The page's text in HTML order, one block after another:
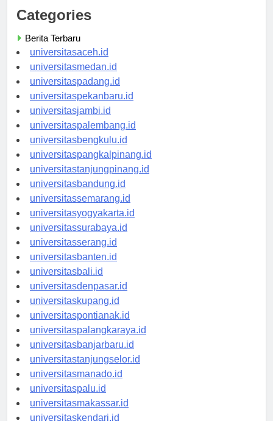
Categories
Berita Terbaru
universitasaceh.id
universitasmedan.id
universitaspadang.id
universitaspekanbaru.id
universitasjambi.id
universitaspalembang.id
universitasbengkulu.id
universitaspangkalpinang.id
universitastanjungpinang.id
universitasbandung.id
universitassemarang.id
universitasyogyakarta.id
universitassurabaya.id
universitasserang.id
universitasbanten.id
universitasbali.id
universitasdenpasar.id
universitaskupang.id
universitaspontianak.id
universitaspalangkaraya.id
universitasbanjarbaru.id
universitastanjungselor.id
universitasmanado.id
universitaspalu.id
universitasmakassar.id